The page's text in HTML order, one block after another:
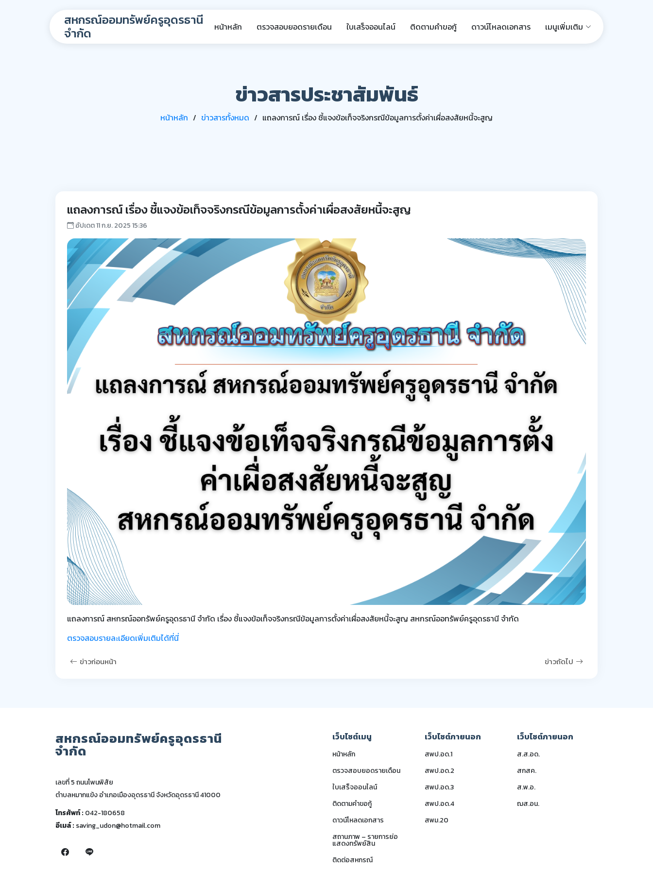
สหกรณ์ออมทรัพย์ครูอุดรธานี
จำกัด
หน้าหลัก ตรวจสอบยอดรายเดือน ใบเสร็จออนไลน์ ติดตามคำขอกู้ ดาวน์โหลดเอกสาร เมนูเพิ่มเติม
ข่าวสารประชาสัมพันธ์
หน้าหลัก ข่าวสารทั้งหมด แถลงการณ์ เรื่อง ชี้แจงข้อเท็จจริงกรณีข้อมูลการตั้งค่าเผื่อสงสัยหนี้จะสูญ
แถลงการณ์ เรื่อง ชี้แจงข้อเท็จจริงกรณีข้อมูลการตั้งค่าเผื่อสงสัยหนี้จะสูญ
อัปเดต 11 ก.ย. 2025 15:36
แถลงการณ์ สหกรณ์ออทรัพย์ครูอุดรธานี จำกัด เรื่อง ชี้แจงข้อเท็จจริงกรณีข้อมูลการตั้งค่าเผื่อสงสัยหนี้จะสูญ สหกรณ์ออทรัพย์ครูอุดรธานี จำกัด
ตรวจสอบรายละเอียดเพิ่มเติมได้ที่นี่
ข่าวก่อนหน้า ข่าวถัดไป
สหกรณ์ออมทรัพย์ครูอุดรธานี
จำกัด
เลขที่ 5 ถนนโพนพิสัย
ตำบลหมากแข้ง อำเภอเมืองอุดรธานี จังหวัดอุดรธานี 41000
โทรศัพท์ : 042-180658
อีเมล์ : saving_udon@hotmail.com
เว็บไซต์เมนู
หน้าหลัก
ตรวจสอบยอดรายเดือน
ใบเสร็จออนไลน์
ติดตามคำขอกู้
ดาวน์โหลดเอกสาร
สถานภาพ – รายการย่อ
แสดงทรัพย์สิน
ติดต่อสหกรณ์
เว็บไซต์ภายนอก
สพป.อด.1
สพป.อด.2
สพป.อด.3
สพป.อด.4
สพม.20
เว็บไซต์ภายนอก
ส.ส.อด.
สกสค.
ส.พ.อ.
ฌส.อน.